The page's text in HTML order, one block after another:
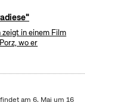
in einem Film
wo er
am 6. Mai um 16